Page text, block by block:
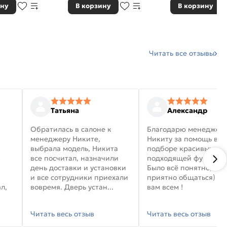
В корзину В корзину
Читать все отзывы
Татьяна
Обратилась в салоне к
менеджеру Никите,
выбрала модель, Никита
все посчитал, назначили
день доставки и установки
и все сотрудники приехали
вовремя. Дверь устан...
Читать весь отзыв
Александр
Благодарю
Никиту за помощь в
подборе красивых
подходящей
Было всё понятно, и
приятно общаться)
вам всем !
Читать весь отзыв